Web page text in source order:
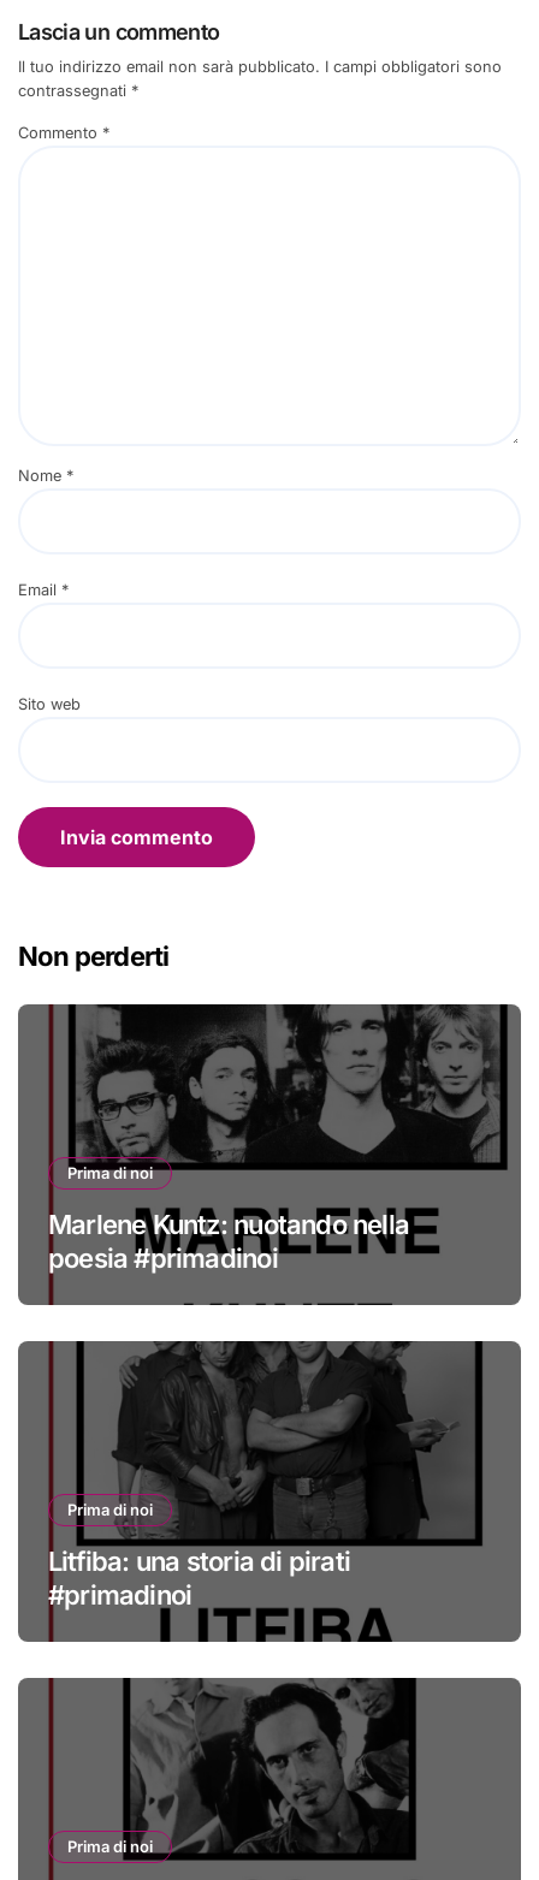
Lascia un commento
Il tuo indirizzo email non sarà pubblicato. I campi obbligatori sono
contrassegnati *
Commento *
Nome *
Email *
Sito web
Non perderti
Prima di noi
Marlene Kuntz: nuotando nella
poesia #primadinoi
Prima di noi
Litfiba: una storia di pirati
#primadinoi
Prima di noi